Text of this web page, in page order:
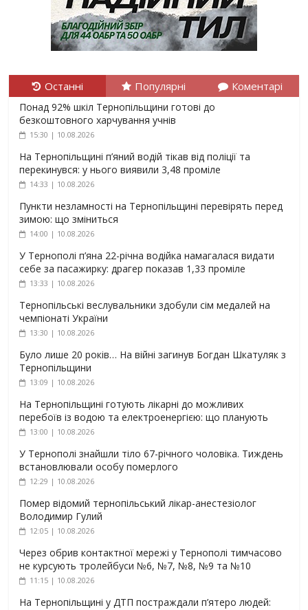
Останні Популярні Коментарі
Понад 92% шкіл Тернопільщини готові до
безкоштовного харчування учнів
15:30 | 10.08.2026
На Тернопільщині п’яний водій тікав від поліції та
перекинувся: у нього виявили 3,48 проміле
14:33 | 10.08.2026
Пункти незламності на Тернопільщині перевірять перед
зимою: що зміниться
14:00 | 10.08.2026
У Тернополі п’яна 22-річна водійка намагалася видати
себе за пасажирку: драгер показав 1,33 проміле
13:33 | 10.08.2026
Тернопільські веслувальники здобули сім медалей на
чемпіонаті України
13:30 | 10.08.2026
Було лише 20 років… На війні загинув Богдан Шкатуляк з
Тернопільщини
13:09 | 10.08.2026
На Тернопільщині готують лікарні до можливих
перебоїв із водою та електроенергією: що планують
13:00 | 10.08.2026
У Тернополі знайшли тіло 67-річного чоловіка. Тиждень
встановлювали особу померлого
12:29 | 10.08.2026
Помер відомий тернопільський лікар-анестезіолог
Володимир Гулий
12:05 | 10.08.2026
Через обрив контактної мережі у Тернополі тимчасово
не курсують тролейбуси №6, №7, №8, №9 та №10
11:15 | 10.08.2026
На Тернопільщині у ДТП постраждали п’ятеро людей: